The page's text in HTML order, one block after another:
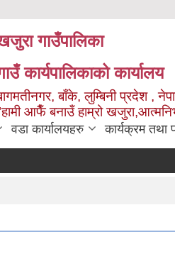
गाउँपालिका
कार्यपालिकाको कार्यालय
बाँके, लुम्बिनी प्रदेश ,
आफैँ बनाउँ हाम्रो
वडा कार्यालयहरु कार्यक्रम तथा